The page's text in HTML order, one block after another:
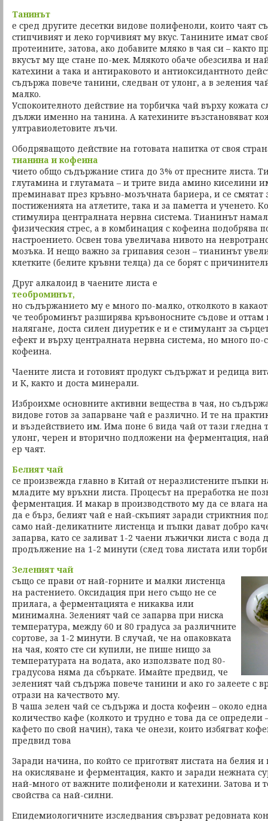
Танинът
е сред другите десетки видове полифеноли, които чаят
стипчивият и леко горчивият му вкус. Танините имат
протеините, затова, ако добавите мляко в чая си – както
вкусът му ще стане по-мек. Млякото обаче обезсилва и
катехини а така и антираковото и антиоксидантното
съдържа повече танини, следван от улонг, а в зеления
малко.
Успокоителното действие на торбичка чай върху кожата
дължи именно на танина. А катехините възстановяват
ултравиолетовите лъчи.
Ободряващото действие на готовата напитка от своя
тианина и кофеина
чието общо съдържание стига до 3% от пресните листа.
глутамина и глутамата – и трите вида амино киселини
преминават през кръвно-мозъчната бариера, и се смятат
постиженията на атлетите, така и за паметта и ученето.
стимулира централната нервна система. Тианинът
физическия стрес, а в комбинация с кофеина подобрява
настроението. Освен това увеличава нивото на
мозъка. И нещо важно за грипавия сезон – тианинът
клетките (белите кръвни телца) да се борят с
Друг алкалоид в чаените листа е
теоброминът,
но съдържанието му е много по-малко, отколкото в
че теоброминът разширява кръвоносните съдове и оттам
налягане, доста силен диуретик е и е стимулант за
ефект и върху централната нервна система, но много по-
кофеина.
Чаените листа и готовият продукт съдържат и редица
и К, както и доста минерали.
Изброихме основните активни вещества в чая, но
видове готов за запарване чай е различно. И те на
и въздействието им. Има поне 6 вида чай от тази гледна
улонг, черен и вторично подложени на ферментация,
ер чаят.
Белият чай
се произвежда главно в Китай от неразлистените пъпки
младите му връхни листа. Процесът на преработка не
ферментация. И макар в производството му да се влага
да е бърз, белият чай е най-скъпият заради стриктния
само най-деликатните листенца и пъпки дават добро
запарва, като се заливат 1-2 чаени лъжички листа с вода
продължение на 1-2 минути (след това листата или
Зеленият чай
също се прави от най-горните и малки листенца
на растението. Оксидация при него също не се
прилага, а ферментацията е никаква или
минимална. Зеленият чай се запарва при ниска
температура, между 60 и 80 градуса за различните
сортове, за 1-2 минути. В случай, че на опаковката
на чая, която сте си купили, не пише нищо за
температурата на водата, ако използвате под 80-
градусова няма да сбъркате. Имайте предвид, че
зеленият чай съдържа повече танини и ако го залеете с
отрази на качеството му.
В чаша зелен чай се съдържа и доста кофеин – около една
количество кафе (колкото и трудно е това да се определи
кафето по свой начин), така че онези, които избягват
предвид това
Заради начина, по който се приготвят листата на белия
на окисляване и ферментация, както и заради нежната
най-много от важните полифеноли и катехини. Затова и
свойства са най-силни.
Епидемиологичните изследвания свързват редовната